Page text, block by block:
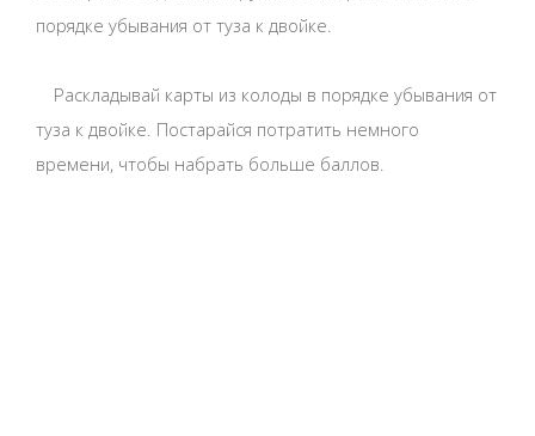
порядке убывания от туза к двойке.
Раскладывай карты из колоды в порядке убывания от
туза к двойке. Постарайся потратить немного
времени, чтобы набрать больше баллов.